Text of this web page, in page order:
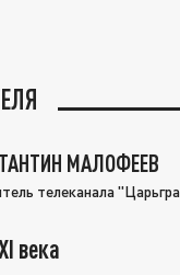
МАЛОФЕЕВ
телеканала
века